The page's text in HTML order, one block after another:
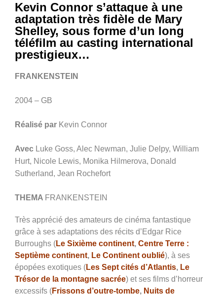
Kevin Connor s’attaque à une
adaptation très fidèle de Mary
Shelley, sous forme d’un long
téléfilm au casting international
prestigieux…
FRANKENSTEIN
2004 – GB
Réalisé par Kevin Connor
Avec Luke Goss, Alec Newman, Julie Delpy, William
Hurt, Nicole Lewis, Monika Hilmerova, Donald
Sutherland, Jean Rochefort
THEMA FRANKENSTEIN
Très apprécié des amateurs de cinéma fantastique
grâce à ses adaptations des récits d’Edgar Rice
Burroughs (Le Sixième continent, Centre Terre :
Septième continent, Le Continent oublié), à ses
épopées exotiques (Les Sept cités d’Atlantis, Le
Trésor de la montagne sacrée) et ses films d’horreur
excessifs (Frissons d’outre-tombe, Nuits de